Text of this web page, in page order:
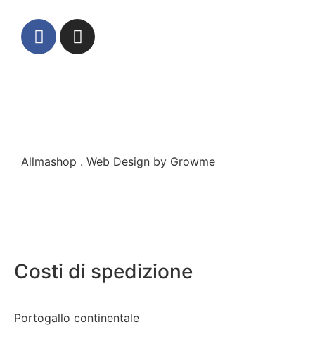
Allmashop . Web Design by Growme
Costi di spedizione
Portogallo continentale